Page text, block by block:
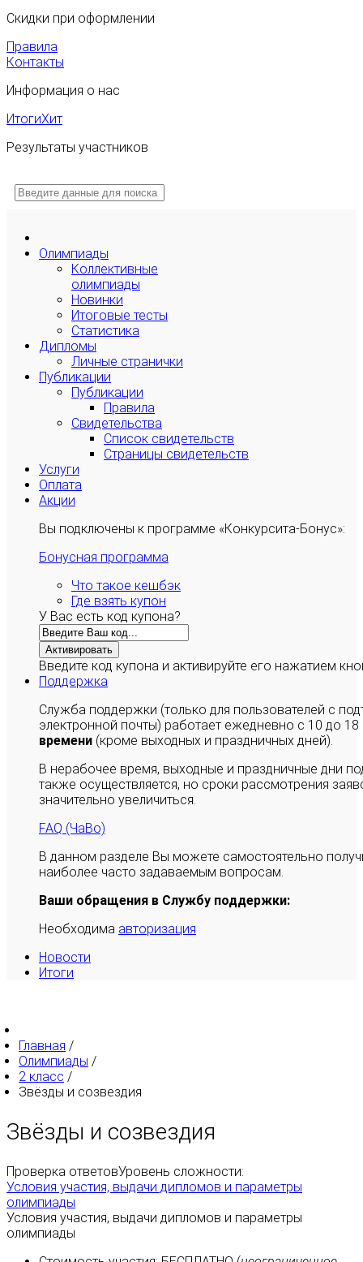
Скидки при оформлении
Правила
Контакты
Информация о нас
ИтогиХит
Результаты участников
Олимпиады
Коллективные
олимпиады
Новинки
Итоговые тесты
Статистика
Дипломы
Личные странички
Публикации
Публикации
Правила
Свидетельства
Список свидетельств
Страницы свидетельств
Услуги
Оплата
Акции
Вы подключены к программе «Конкурсита-Бонус»:
Бонусная программа
Что такое кешбэк
Где взять купон
У Вас есть код купона?
Активировать
Введите код купона и активируйте его нажатием
Поддержка
Служба поддержки (только для пользователей с
электронной почты) работает ежедневно с 10 до
времени (кроме выходных и праздничных дней).
В нерабочее время, выходные и праздничные дни
также осуществляется, но сроки рассмотрения
значительно увеличиться.
FAQ (ЧаВо)
В данном разделе Вы можете самостоятельно
наиболее часто задаваемым вопросам.
Ваши обращения в Службу поддержки:
Необходима авторизация
Новости
Итоги
Главная /
Олимпиады /
2 класс /
Звёзды и созвездия
Звёзды и созвездия
Проверка ответовУровень сложности:
Условия участия, выдачи дипломов и параметры
олимпиады
Условия участия, выдачи дипломов и параметры
олимпиады